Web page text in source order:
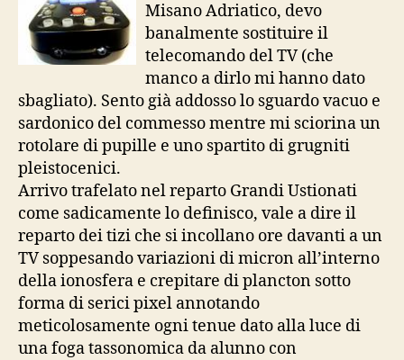
Misano Adriatico, devo
banalmente sostituire il
telecomando del TV (che
manco a dirlo mi hanno dato
sbagliato). Sento già addosso lo sguardo vacuo e
sardonico del commesso mentre mi sciorina un
rotolare di pupille e uno spartito di grugniti
pleistocenici.
Arrivo trafelato nel reparto Grandi Ustionati
come sadicamente lo definisco, vale a dire il
reparto dei tizi che si incollano ore davanti a un
TV soppesando variazioni di micron all’interno
della ionosfera e crepitare di plancton sotto
forma di serici pixel annotando
meticolosamente ogni tenue dato alla luce di
una foga tassonomica da alunno con